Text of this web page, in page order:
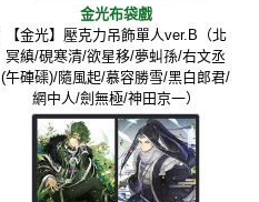
金光布袋戲
【金光】壓克力吊飾單人ver.B（北
冥縝/硯寒清/欲星移/夢虯孫/右文丞
(午硨磲)/隨風起/慕容勝雪/黑白郎君/
網中人/劍無極/神田京一）